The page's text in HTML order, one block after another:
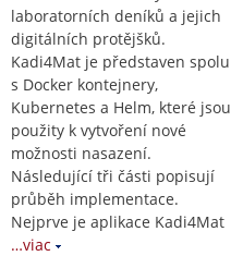
laboratorních deníků a jejich
digitálních protějšků.
Kadi4Mat je představen spolu
s Docker kontejnery,
Kubernetes a Helm, které jsou
použity k vytvoření nové
možnosti nasazení.
Následující tři části popisují
průběh implementace.
Nejprve je aplikace Kadi4Mat
…viac